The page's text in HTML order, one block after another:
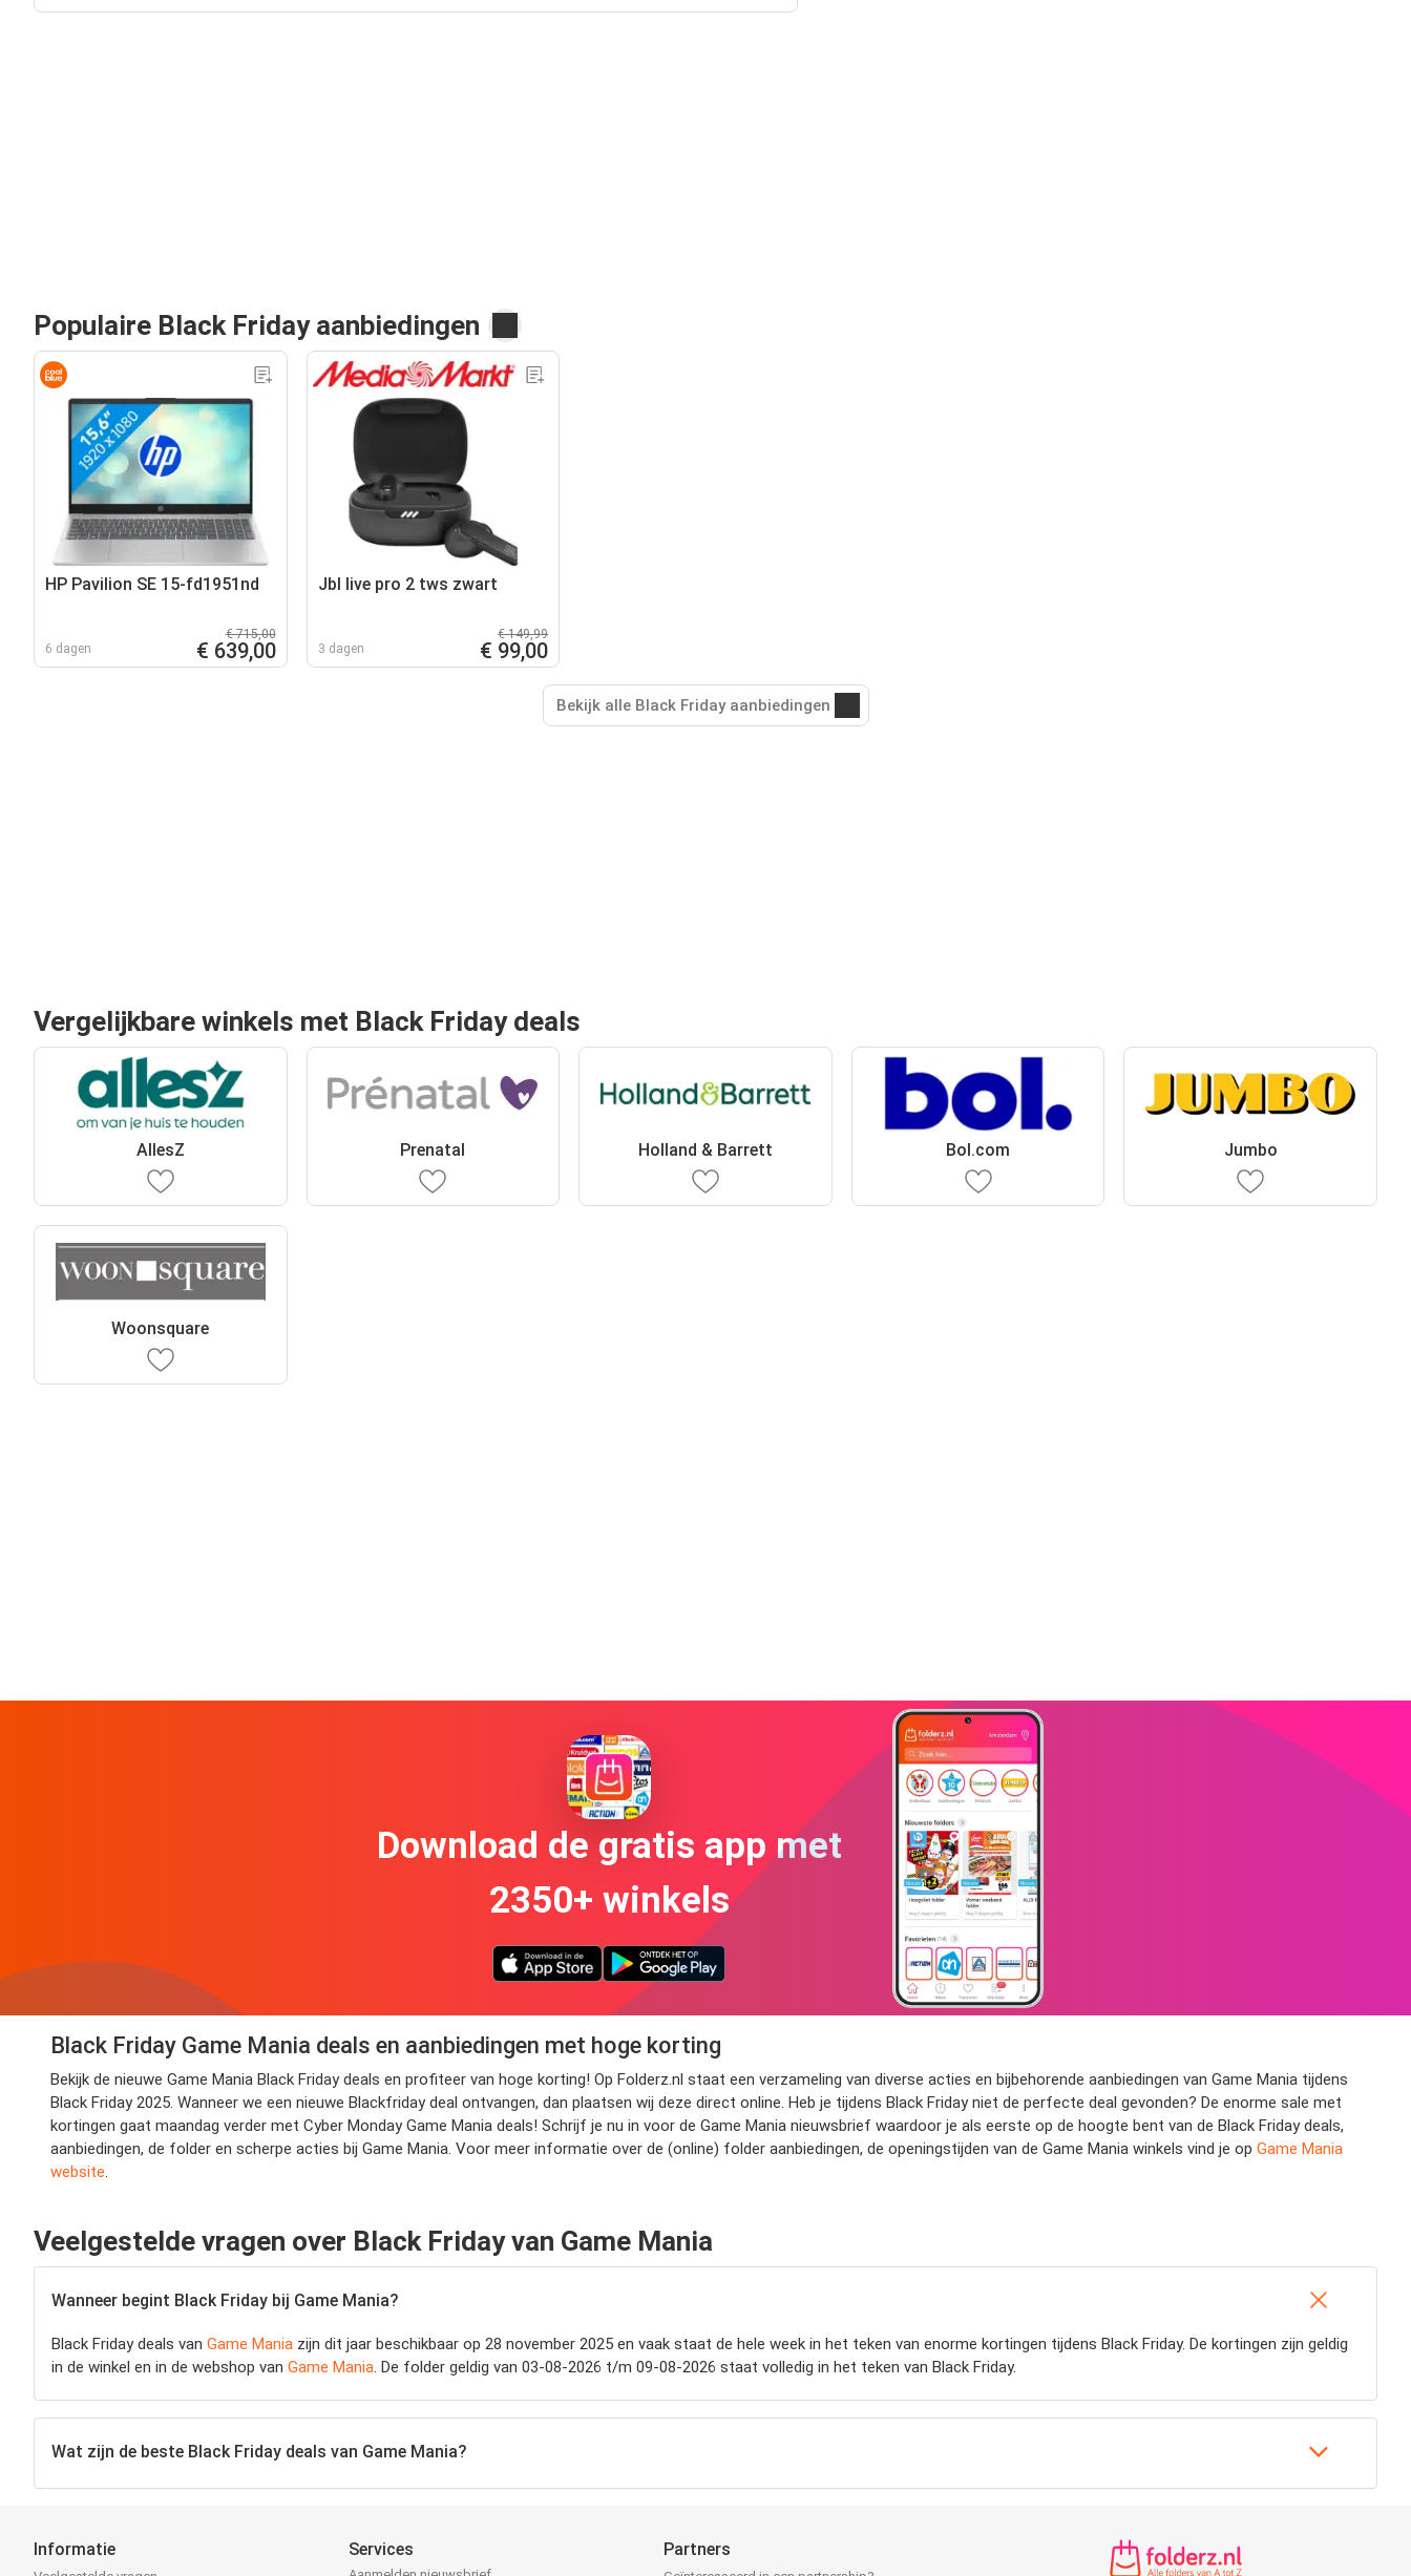
Populaire Black Friday aanbiedingen
HP Pavilion SE 15-fd1951nd
6 dagen
€ 715,00
€ 639,00
Jbl live pro 2 tws zwart
3 dagen
€ 149,99
€ 99,00
Bekijk alle Black Friday aanbiedingen
Vergelijkbare winkels met Black Friday deals
AllesZ Prenatal Holland & Barrett Bol.com Jumbo
Woonsquare
Download de gratis app met
2350+ winkels
Black Friday Game Mania deals en aanbiedingen met hoge korting
Bekijk de nieuwe Game Mania Black Friday deals en profiteer van hoge korting! Op Folderz.nl staat een verzameling van diverse acties en bijbehorende aanbiedingen van Game Mania tijdens
Black Friday 2025. Wanneer we een nieuwe Blackfriday deal ontvangen, dan plaatsen wij deze direct online. Heb je tijdens Black Friday niet de perfecte deal gevonden? De enorme sale met
kortingen gaat maandag verder met Cyber Monday Game Mania deals! Schrijf je nu in voor de Game Mania nieuwsbrief waardoor je als eerste op de hoogte bent van de Black Friday deals,
aanbiedingen, de folder en scherpe acties bij Game Mania. Voor meer informatie over de (online) folder aanbiedingen, de openingstijden van de Game Mania winkels vind je op Game Mania
website.
Veelgestelde vragen over Black Friday van Game Mania
Wanneer begint Black Friday bij Game Mania?
Black Friday deals van Game Mania zijn dit jaar beschikbaar op 28 november 2025 en vaak staat de hele week in het teken van enorme kortingen tijdens Black Friday. De kortingen zijn geldig
in de winkel en in de webshop van Game Mania. De folder geldig van 03-08-2026 t/m 09-08-2026 staat volledig in het teken van Black Friday.
Wat zijn de beste Black Friday deals van Game Mania?
Informatie Services Partners